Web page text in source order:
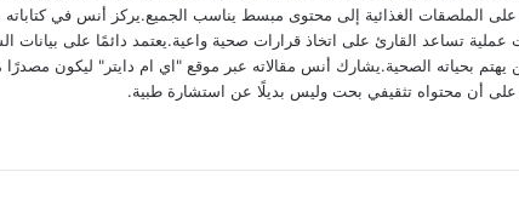
الملصقات الغذائية إلى محتوى مبسط يناسب الجميع.يركز أنس في كتاباته
عملية تساعد القارئ على اتخاذ قرارات صحية واعية.يعتمد دائمًا على بيانات
بحياته الصحية.يشارك أنس مقالاته عبر موقع "اي ام دايتر" ليكون مصدرًا
على أن محتواه تثقيفي بحت وليس بديلًا عن استشارة طبية.